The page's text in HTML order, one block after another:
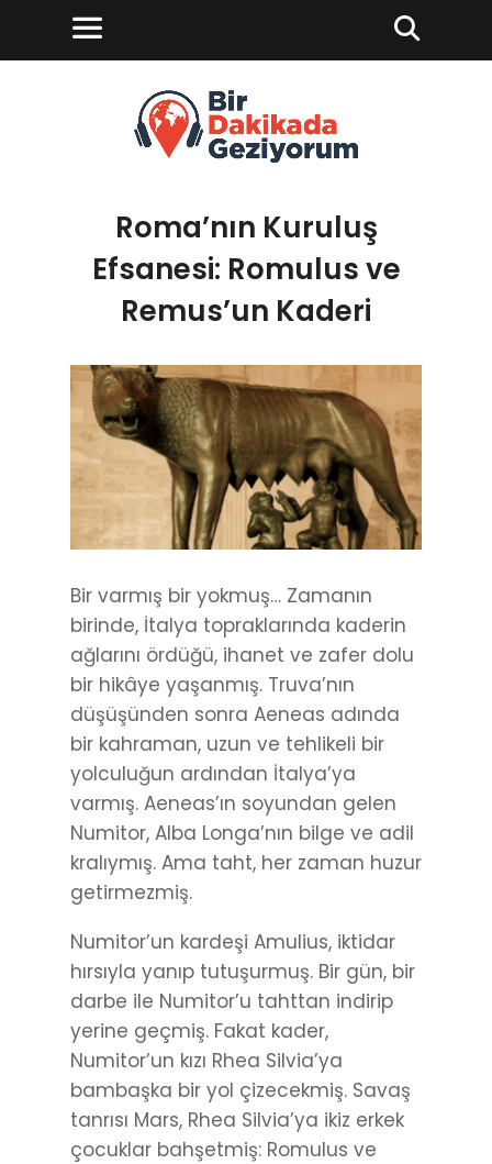
Roma’nın Kuruluş
Efsanesi: Romulus ve
Remus’un Kaderi
Bir varmış bir yokmuş… Zamanın
birinde, İtalya topraklarında kaderin
ağlarını ördüğü, ihanet ve zafer dolu
bir hikâye yaşanmış. Truva’nın
düşüşünden sonra Aeneas adında
bir kahraman, uzun ve tehlikeli bir
yolculuğun ardından İtalya’ya
varmış. Aeneas’ın soyundan gelen
Numitor, Alba Longa’nın bilge ve adil
kralıymış. Ama taht, her zaman huzur
getirmezmiş.
Numitor’un kardeşi Amulius, iktidar
hırsıyla yanıp tutuşurmuş. Bir gün, bir
darbe ile Numitor’u tahttan indirip
yerine geçmiş. Fakat kader,
Numitor’un kızı Rhea Silvia’ya
bambaşka bir yol çizecekmiş. Savaş
tanrısı Mars, Rhea Silvia’ya ikiz erkek
çocuklar bahşetmiş: Romulus ve